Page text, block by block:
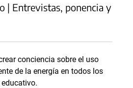
| Entrevistas, ponencia y
conciencia sobre el uso
de la energía en todos los